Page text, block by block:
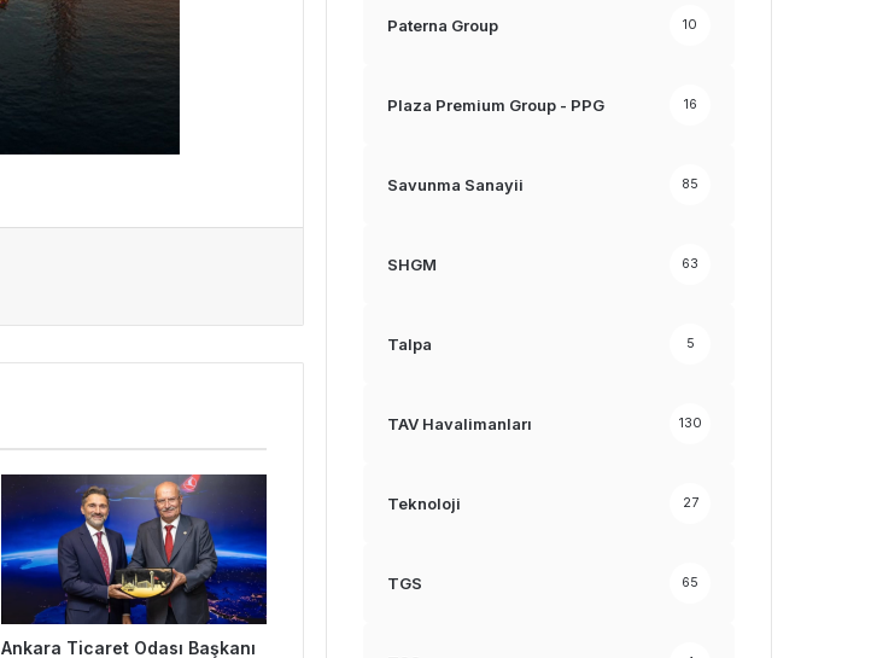
Ankara Ticaret Odası Başkanı
Paterna Group 10
Plaza Premium Group - PPG 16
Savunma Sanayii 85
SHGM 63
Talpa 5
TAV Havalimanları 130
Teknoloji 27
TGS 65